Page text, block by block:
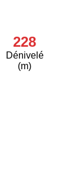
228
Dénivelé
(m)